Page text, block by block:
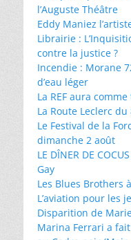
l’Auguste Théâtre
Eddy Maniez
Librairie :
contre la justice ?
Incendie : Morane
d’eau léger
La REF aura
La Route Leclerc
Le Festival de la
dimanche 2 août
LE DÎNER DE
Gay
Les Blues Brothers
L’aviation pour les
Disparition de
Marina Ferrari a